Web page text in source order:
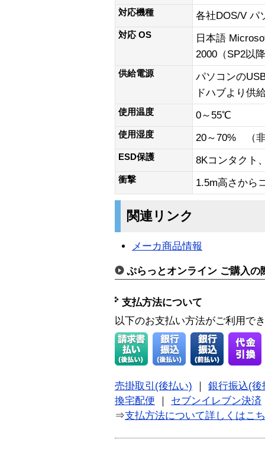
対応機種 各社DOS/V パ
対応 OS
日本語
2000（SP2以
供給電源
パソコンの
ドハブより供
使用温度 0～55℃
使用湿度 20～70% （
ESD保護 8Kコンタクト
衝撃 1.5m高さから
関連リンク
メーカ商品情報
ぷらっとオンライン ご購入の
支払方法について
以下のお支払い方法がご利用で
売掛取引(後払い) ｜ 銀行振込(後
換宅配便 ｜ セブンイレブン決済
⇒支払方法について詳しくはこ